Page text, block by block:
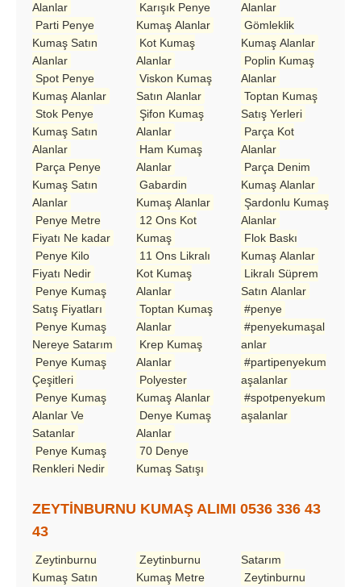
Alanlar
Parti Penye
Kumaş Satın
Alanlar
Spot Penye
Kumaş Alanlar
Stok Penye
Kumaş Satın
Alanlar
Parça Penye
Kumaş Satın
Alanlar
Penye Metre
Fiyatı Ne kadar
Penye Kilo
Fiyatı Nedir
Penye Kumaş
Satış Fiyatları
Penye Kumaş
Nereye Satarım
Penye Kumaş
Çeşitleri
Penye Kumaş
Alanlar Ve
Satanlar
Penye Kumaş
Renkleri Nedir
Karışık Penye
Kumaş Alanlar
Kot Kumaş
Alanlar
Viskon Kumaş
Satın Alanlar
Şifon Kumaş
Alanlar
Ham Kumaş
Alanlar
Gabardin
Kumaş Alanlar
12 Ons Kot
Kumaş
11 Ons Likralı
Kot Kumaş
Alanlar
Toptan Kumaş
Alanlar
Krep Kumaş
Alanlar
Polyester
Kumaş Alanlar
Denye Kumaş
Alanlar
70 Denye
Kumaş Satışı
Alanlar
Gömleklik
Kumaş Alanlar
Poplin Kumaş
Alanlar
Toptan Kumaş
Satış Yerleri
Parça Kot
Alanlar
Parça Denim
Kumaş Alanlar
Şardonlu Kumaş
Alanlar
Flok Baskı
Kumaş Alanlar
Likralı Süprem
Satın Alanlar
#penye
#penyekumaşal
anlar
#partipenyekum
aşalanlar
#spotpenyekum
aşalanlar
ZEYTİNBURNU KUMAŞ ALIMI 0536 336 43
43
Zeytinburnu
Kumaş Satın
Zeytinburnu
Kumaş Metre
Satarım
Zeytinburnu